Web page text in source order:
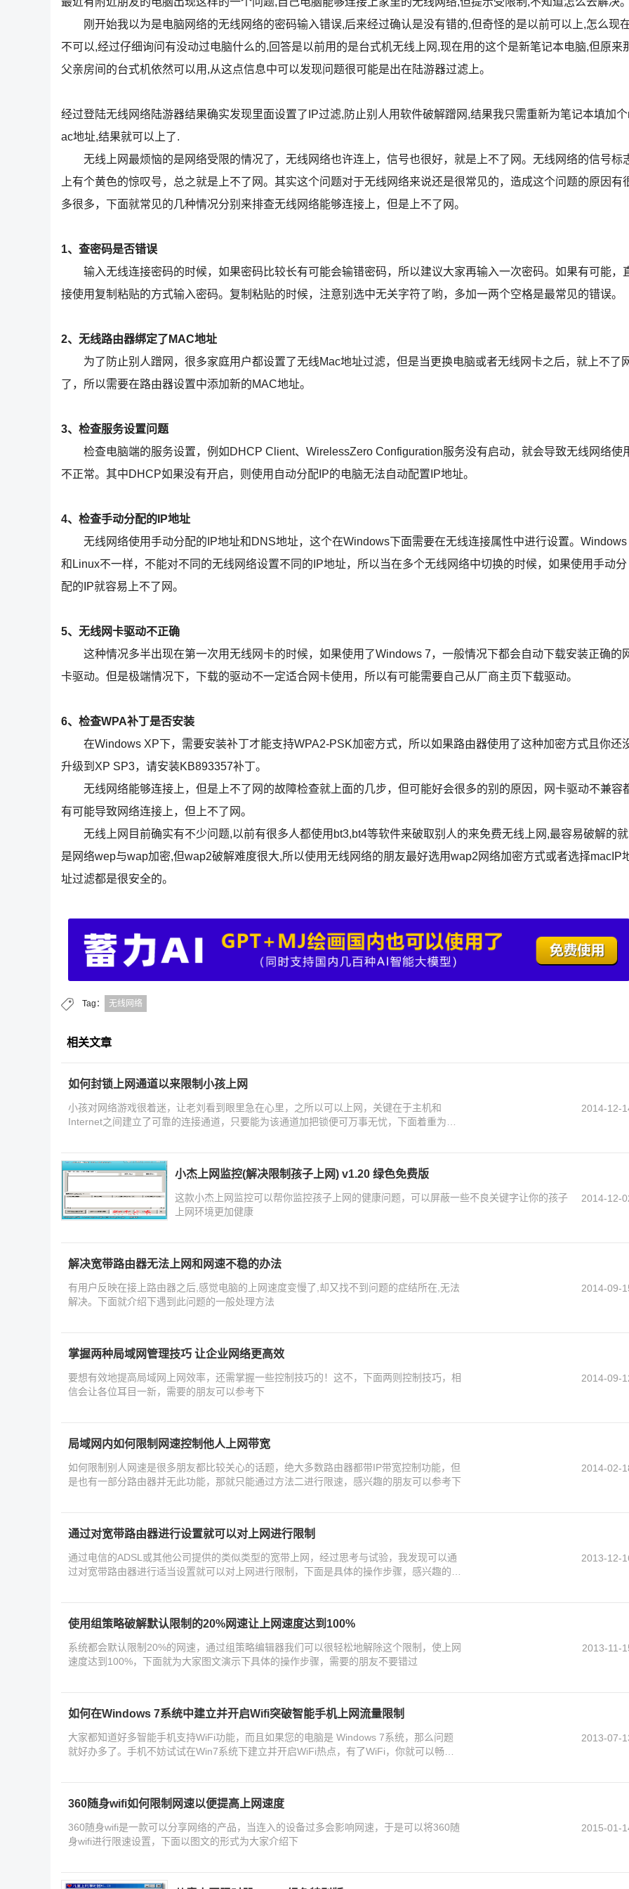
刚开始我以为是电脑网络的无线网络的密码输入错误,后来经过确认是没有错的,但奇怪的是以前可以上,怎么现
不可以,经过仔细询问有没动过电脑什么的,回答是以前用的是台式机无线上网,现在用的这个是新笔记本电脑,但原来
父亲房间的台式机依然可以用,从这点信息中可以发现问题很可能是出在陆游器过滤上。
经过登陆无线网络陆游器结果确实发现里面设置了IP过滤,防止别人用软件破解蹭网,结果我只需重新为笔记本填加
ac地址,结果就可以上了.
无线上网最烦恼的是网络受限的情况了，无线网络也许连上，信号也很好，就是上不了网。无线网络的信号标
上有个黄色的惊叹号，总之就是上不了网。其实这个问题对于无线网络来说还是很常见的，造成这个问题的原因有
多很多，下面就常见的几种情况分别来排查无线网络能够连接上，但是上不了网。
1、查密码是否错误
输入无线连接密码的时候，如果密码比较长有可能会输错密码，所以建议大家再输入一次密码。如果有可能，
接使用复制粘贴的方式输入密码。复制粘贴的时候，注意别选中无关字符了哟，多加一两个空格是最常见的错误。
2、无线路由器绑定了MAC地址
为了防止别人蹭网，很多家庭用户都设置了无线Mac地址过滤，但是当更换电脑或者无线网卡之后，就上不了
了，所以需要在路由器设置中添加新的MAC地址。
3、检查服务设置问题
检查电脑端的服务设置，例如DHCP Client、WirelessZero Configuration服务没有启动，就会导致无线网络使
不正常。其中DHCP如果没有开启，则使用自动分配IP的电脑无法自动配置IP地址。
4、检查手动分配的IP地址
无线网络使用手动分配的IP地址和DNS地址，这个在Windows下面需要在无线连接属性中进行设置。Windows
和Linux不一样，不能对不同的无线网络设置不同的IP地址，所以当在多个无线网络中切换的时候，如果使用手动分
配的IP就容易上不了网。
5、无线网卡驱动不正确
这种情况多半出现在第一次用无线网卡的时候，如果使用了Windows 7，一般情况下都会自动下载安装正确的
卡驱动。但是极端情况下，下载的驱动不一定适合网卡使用，所以有可能需要自己从厂商主页下载驱动。
6、检查WPA补丁是否安装
在Windows XP下，需要安装补丁才能支持WPA2-PSK加密方式，所以如果路由器使用了这种加密方式且你还
升级到XP SP3，请安装KB893357补丁。
无线网络能够连接上，但是上不了网的故障检查就上面的几步，但可能好会很多的别的原因，网卡驱动不兼容
有可能导致网络连接上，但上不了网。
无线上网目前确实有不少问题,以前有很多人都使用bt3,bt4等软件来破取别人的来免费无线上网,最容易破解的就
是网络wep与wap加密,但wap2破解难度很大,所以使用无线网络的朋友最好选用wap2网络加密方式或者选择macIP
址过滤都是很安全的。
Tag： 无线网络
相关文章
如何封锁上网通道以来限制小孩上网
小孩对网络游戏很着迷，让老刘看到眼里急在心里，之所以可以上网，关键在于主机和
Internet之间建立了可靠的连接通道，只要能为该通道加把锁便可万事无忧，下面着重为大
2014-12-
小杰上网监控(解决限制孩子上网) v1.20 绿色免费版
这款小杰上网监控可以帮你监控孩子上网的健康问题，可以屏蔽一些不良关键字让你的孩子
上网环境更加健康
2014-12-
解决宽带路由器无法上网和网速不稳的办法
有用户反映在接上路由器之后,感觉电脑的上网速度变慢了,却又找不到问题的症结所在,无法
解决。下面就介绍下遇到此问题的一般处理方法
2014-09-
掌握两种局域网管理技巧 让企业网络更高效
要想有效地提高局域网上网效率，还需掌握一些控制技巧的！这不，下面两则控制技巧，相
信会让各位耳目一新，需要的朋友可以参考下
2014-09-
局域网内如何限制网速控制他人上网带宽
如何限制别人网速是很多朋友都比较关心的话题，绝大多数路由器都带IP带宽控制功能，但
是也有一部分路由器并无此功能，那就只能通过方法二进行限速，感兴趣的朋友可以参考下
2014-02-
通过对宽带路由器进行设置就可以对上网进行限制
通过电信的ADSL或其他公司提供的类似类型的宽带上网，经过思考与试验，我发现可以通
过对宽带路由器进行适当设置就可以对上网进行限制，下面是具体的操作步骤，感兴趣的朋
2013-12-
使用组策略破解默认限制的20%网速让上网速度达到100%
系统都会默认限制20%的网速，通过组策略编辑器我们可以很轻松地解除这个限制，使上网
速度达到100%，下面就为大家图文演示下具体的操作步骤，需要的朋友不要错过
2013-11-
如何在Windows 7系统中建立并开启Wifi突破智能手机上网流量限制
大家都知道好多智能手机支持WiFi功能，而且如果您的电脑是 Windows 7系统，那么问题
就好办多了。手机不妨试试在Win7系统下建立并开启WiFi热点，有了WiFi，你就可以畅玩
2013-07-
360随身wifi如何限制网速以便提高上网速度
360随身wifi是一款可以分享网络的产品，当连入的设备过多会影响网速，于是可以将360随
身wifi进行限速设置，下面以图文的形式为大家介绍下
2015-01-